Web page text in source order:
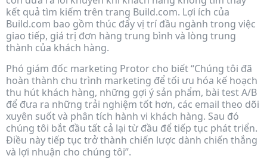
kết quả tìm kiếm trên trang Build.com. Lợi ích của
Build.com bao gồm thúc đẩy vị trí đầu ngành trong việc
giao tiếp, giá trị đơn hàng trung bình và lòng trung
thành của khách hàng.
Phó giám đốc marketing Protor cho biết “Chúng tôi đã
hoàn thành chu trình marketing để tối ưu hóa kế hoạch
thu hút khách hàng, những gợi ý sản phẩm, bài test A/B
để đưa ra những trải nghiệm tốt hơn, các email theo dõi
xuyên suốt và phân tích hành vi khách hàng. Sau đó
chúng tôi bắt đầu tất cả lại từ đầu để tiếp tục phát triển.
Điều này tiếp tục trở thành chiến lược dành chiến thắng
và lợi nhuận cho chúng tôi”.